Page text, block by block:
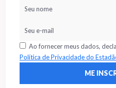
Ao fornecer meus dados,
Política de Privacidade do